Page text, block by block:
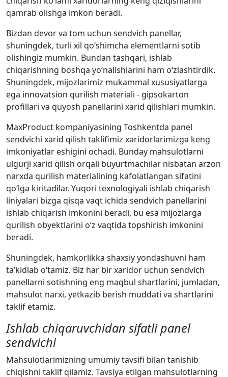
qamrab olishga imkon beradi.
Bizdan devor va tom uchun sendvich panellar,
shuningdek, turli xil qo‘shimcha elementlarni sotib
olishingiz mumkin. Bundan tashqari, ishlab
chiqarishning boshqa yo‘nalishlarini ham o‘zlashtirdik.
Shuningdek, mijozlarimiz mukammal xususiyatlarga
ega innovatsion qurilish materiali - gipsokarton
profillari va quyosh panellarini xarid qilishlari mumkin.
MaxProduct kompaniyasining Toshkentda panel
sendvichi xarid qilish taklifimiz xaridorlarimizga keng
imkoniyatlar eshigini ochadi. Bunday mahsulotlarni
ulgurji xarid qilish orqali buyurtmachilar nisbatan arzon
narxda qurilish materialining kafolatlangan sifatini
qo‘lga kiritadilar. Yuqori texnologiyali ishlab chiqarish
liniyalari bizga qisqa vaqt ichida sendvich panellarini
ishlab chiqarish imkonini beradi, bu esa mijozlarga
qurilish obyektlarini o‘z vaqtida topshirish imkonini
beradi.
Shuningdek, hamkorlikka shaxsiy yondashuvni ham
ta’kidlab o‘tamiz. Biz har bir xaridor uchun sendvich
panellarni sotishning eng maqbul shartlarini, jumladan,
mahsulot narxi, yetkazib berish muddati va shartlarini
taklif etamiz.
Ishlab chiqaruvchidan sifatli panel
sendvichi
Mahsulotlarimizning umumiy tavsifi bilan tanishib
chiqishni taklif qilamiz. Tavsiya etilgan mahsulotlarning